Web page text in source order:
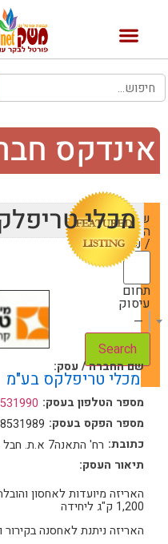
שם
החברה
/ עסק
תחום
עיסוק
— Choose One —
מכלי
שם החברה / עסק:
מכלי טריפלקס בע"מ
מספר הטלפון בעסק: 8531990
מספר הפקס בעסק: 08-8531989
כתובת: רח' התאנה7 א.ת. חבל יבנה (א.ת. קלה אשדוד)
תיאור העסק:
1,200 ק"ג ליחידה
האריזה ניתנת לאחסנה בקירור